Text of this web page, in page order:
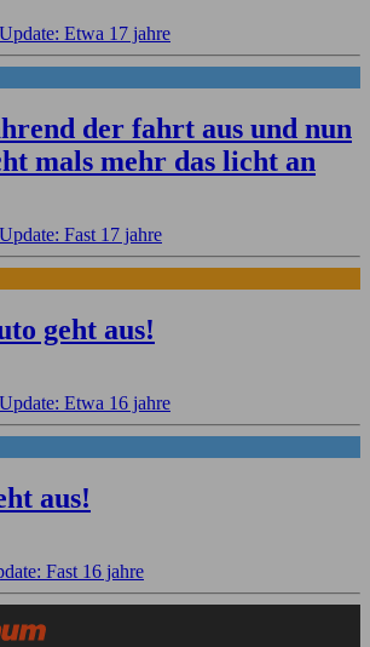
Etwa 17 jahre
der fahrt aus und nun
mals mehr das licht an
Fast 17 jahre
geht aus!
Etwa 16 jahre
aus!
Fast 16 jahre